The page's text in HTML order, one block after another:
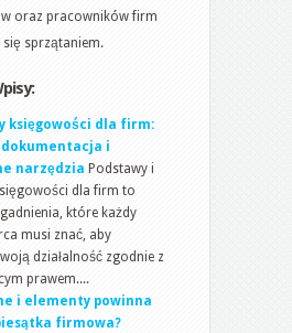
oraz pracowników firm
się sprzątaniem.
księgowości dla firm:
dokumentacja i
narzędzia Podstawy i
dla firm to
które każdy
musi znać, aby
działalność zgodnie z
prawem....
i elementy powinna
firmowa?